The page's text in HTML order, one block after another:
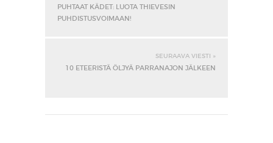
PUHTAAT KÄDET: LUOTA THIEVESIN
PUHDISTUSVOIMAAN!
SEURAAVA VIESTI »
10 ETEERISTÄ ÖLJYÄ PARRANAJON JÄLKEEN